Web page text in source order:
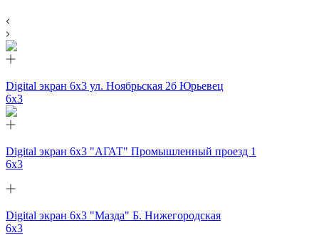
Digital экран 6х3 ул. Ноябрьская 2б Юрьевец
6х3
Digital экран 6х3 "АГАТ" Промышленный проезд 1
6х3
Digital экран 6х3 "Мазда" Б. Нижегородская
6х3